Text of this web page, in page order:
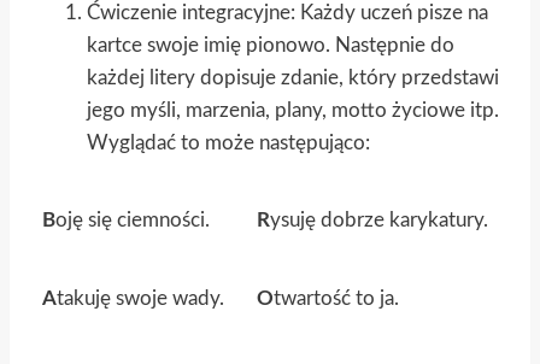
Ćwiczenie integracyjne: Każdy uczeń pisze na
kartce swoje imię pionowo. Następnie do
każdej litery dopisuje zdanie, który przedstawi
jego myśli, marzenia, plany, motto życiowe itp.
Wyglądać to może następująco:
Boję się ciemności. Rysuję dobrze karykatury.
Atakuję swoje wady. Otwartość to ja.